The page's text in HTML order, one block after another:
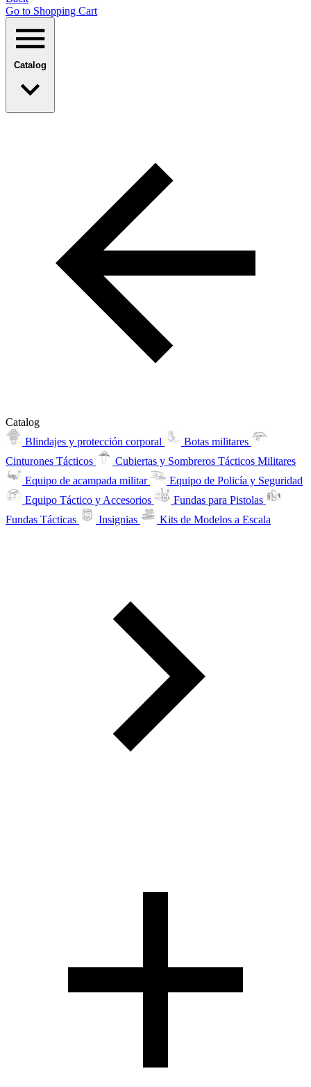
Go to Shopping Сart
Catalog
Catalog
Blindajes y protección corporal
Botas militares
Cinturones Tácticos
Cubiertas y Sombreros Tácticos Militares
Equipo de acampada militar
Equipo de Policía y Seguridad
Equipo Táctico y Accesorios
Fundas para Pistolas
Fundas Tácticas
Insignias Kits de Modelos a Escala